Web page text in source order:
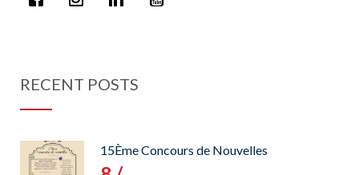
RECENT POSTS
15Ème Concours de Nouvelles